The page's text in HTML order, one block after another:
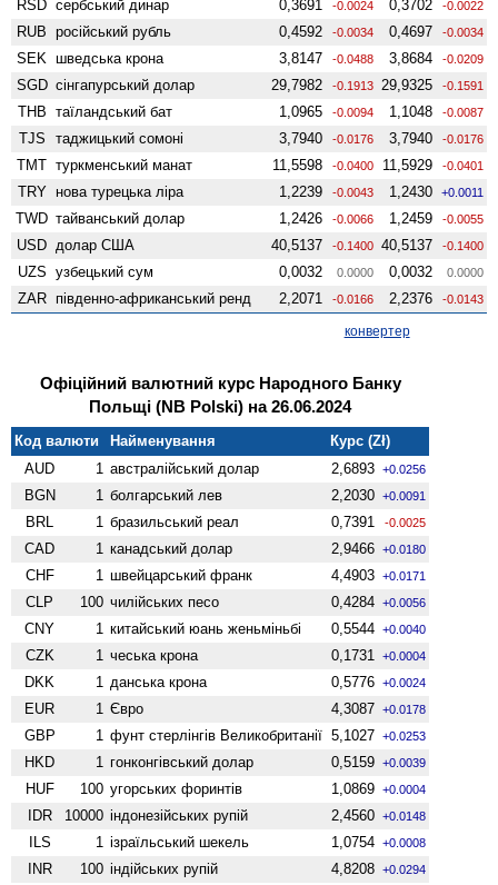
RSD сербський динар 0,3691 -0.0024 0,3702 -0.0022
RUB російський рубль 0,4592 -0.0034 0,4697 -0.0034
SEK шведська крона 3,8147 -0.0488 3,8684 -0.0209
SGD сінгапурський долар 29,7982 -0.1913 29,9325 -0.1591
THB таїландський бат 1,0965 -0.0094 1,1048 -0.0087
TJS таджицький сомоні 3,7940 -0.0176 3,7940 -0.0176
TMT туркменський манат 11,5598 -0.0400 11,5929 -0.0401
TRY нова турецька ліра 1,2239 -0.0043 1,2430 +0.0011
TWD тайванський долар 1,2426 -0.0066 1,2459 -0.0055
USD долар США 40,5137 -0.1400 40,5137 -0.1400
UZS узбецький сум 0,0032 0.0000 0,0032 0.0000
ZAR південно-африканський ренд 2,2071 -0.0166 2,2376 -0.0143
конвертер
Офіційний валютний курс Народного Банку
Польщі (NB Polski) на 26.06.2024
Код валюти Найменування
Курс (Zł)
AUD
1 австралійський долар 2,6893 +0.0256
BGN 1 болгарський лев 2,2030 +0.0091
BRL 1 бразильський реал 0,7391 -0.0025
CAD 1 канадський долар 2,9466 +0.0180
CHF 1 швейцарський франк 4,4903 +0.0171
CLP 100 чилійських песо 0,4284 +0.0056
CNY 1 китайський юань женьмiньбi 0,5544 +0.0040
CZK 1 чеська крона 0,1731 +0.0004
DKK 1 данська крона 0,5776 +0.0024
EUR 1 Євро 4,3087 +0.0178
GBP 1 фунт стерлінгів Велико­британії 5,1027 +0.0253
HKD 1 гонконгівський долар 0,5159 +0.0039
HUF 100 угорських форинтів 1,0869 +0.0004
IDR 10000 індонезійських рупій 2,4560 +0.0148
ILS 1 ізраїльський шекель 1,0754 +0.0008
INR 100 індійських рупій 4,8208 +0.0294